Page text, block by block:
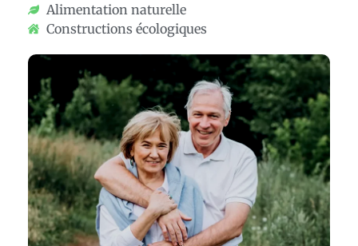
Alimentation naturelle
Constructions écologiques